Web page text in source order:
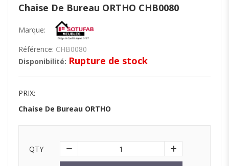
Chaise De Bureau ORTHO CHB0080
Marque:
Référence: CHB0080
Disponibilité: Rupture de stock
PRIX:
Chaise De Bureau ORTHO
QTY 1